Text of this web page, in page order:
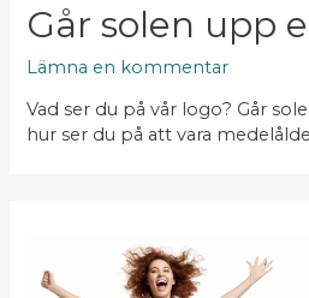
Går solen upp
Lämna en kommentar
Vad ser du på vår logo? Går
hur ser du på att vara